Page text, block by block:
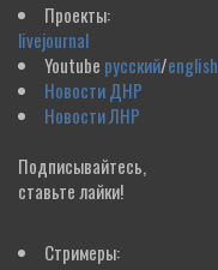
Проекты:
livejournal
Youtube русский/english
Новости ДНР
Новости ЛНР
Подписывайтесь,
ставьте лайки!
Стримеры: